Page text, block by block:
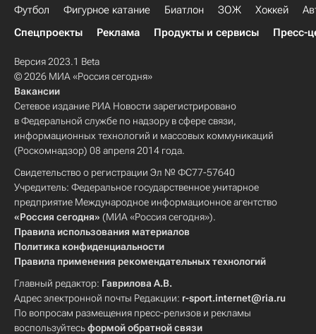
Футбол Фигурное катание Биатлон ЗОЖ Хоккей
Спецпроекты
Реклама Продукты и сервисы Пресс-
Версия 2023.1 Beta
© 2026 МИА «Россия сегодня»
Вакансии
Сетевое издание РИА Новости зарегистрировано
в Федеральной службе по надзору в сфере связи,
информационных технологий и массовых коммуникаций
(Роскомнадзор) 08 апреля 2014 года.
Свидетельство о регистрации Эл № ФС77-57640
Учредитель: Федеральное государственное унитарное
предприятие Международное информационное агентство
«Россия сегодня» (МИА «Россия сегодня»).
Правила использования материалов
Политика конфиденциальности
Правила применения рекомендательных технологий
Главный редактор: Гаврилова А.В.
Адрес электронной почты Редакции: r-sport.internet@ria.ru
По вопросам размещения пресс-релизов и рекламы
воспользуйтесьформой обратной связи